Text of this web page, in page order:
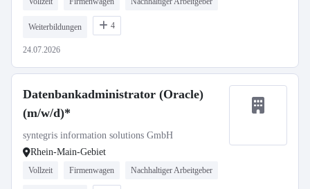
Weiterbildungen 4
24.07.2026
Datenbankadministrator (Oracle)
(m/w/d)*
syntegris information solutions GmbH
Rhein-Main-Gebiet
Vollzeit Firmenwagen Nachhaltiger Arbeitgeber